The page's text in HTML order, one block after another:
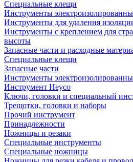
Специальные клещи
Инструменты
Инструменты для удаления
Инструменты с креплением для
высоты
Запасные части и расходные
Специальные клещи
Запасные части
Инструменты
Инструмент Heyco
Ключи, головки и специальный
Трещотки, головки и наборы
Прочий инструмент
Принадлежности
Ножницы и резаки
Специальные инструменты
Специальные ножницы